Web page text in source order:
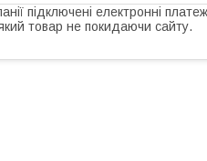
підключені електронні
товар не покидаючи сайту.